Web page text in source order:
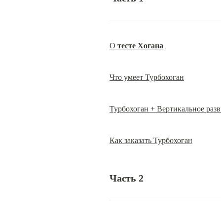
О тесте Хогана
Что умеет Турбохоган
Турбохоган + Вертикальное
Как заказать Турбохоган
Часть 2